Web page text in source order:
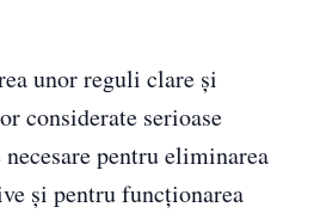
unor reguli clare și
considerate serioase
pentru eliminarea
și pentru funcționarea